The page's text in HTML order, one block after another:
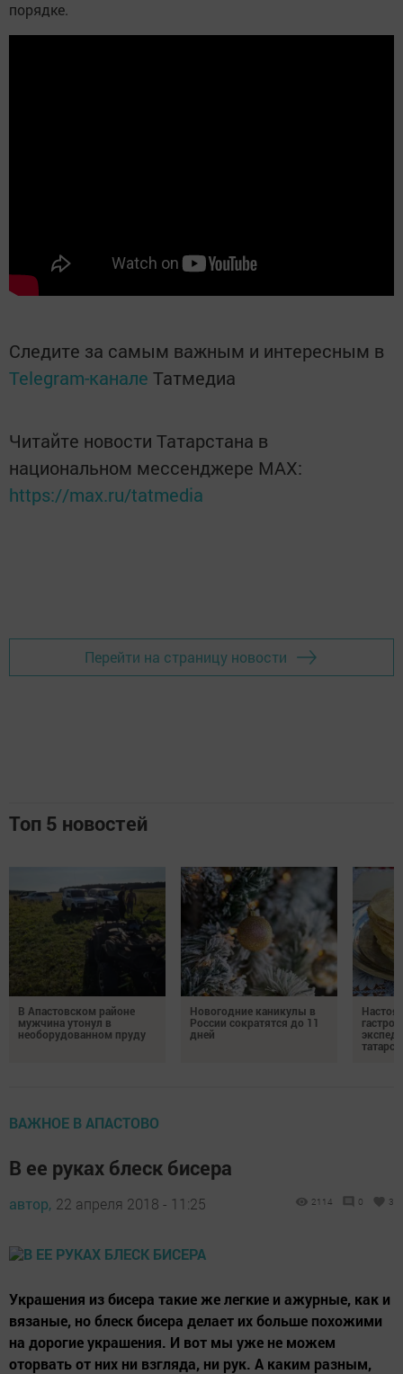
порядке.
Следите за самым важным и интересным в
Telegram-канале Татмедиа
Читайте новости Татарстана в
национальном мессенджере MАХ:
https://max.ru/tatmedia
Перейти на страницу новости
Топ 5 новостей
В Апастовском районе
мужчина утонул в
необорудованном пруду
Новогодние каникулы в
России сократятся до 11
дней
ВАЖНОЕ В АПАСТОВО
В ее руках блеск бисера
автор, 22 апреля 2018 - 11:25 2114 0 3
Украшения из бисера такие же легкие и ажурные, как и
вязаные, но блеск бисера делает их больше похожими
на дорогие украшения. И вот мы уже не можем
оторвать от них ни взгляда, ни рук. А каким разным,